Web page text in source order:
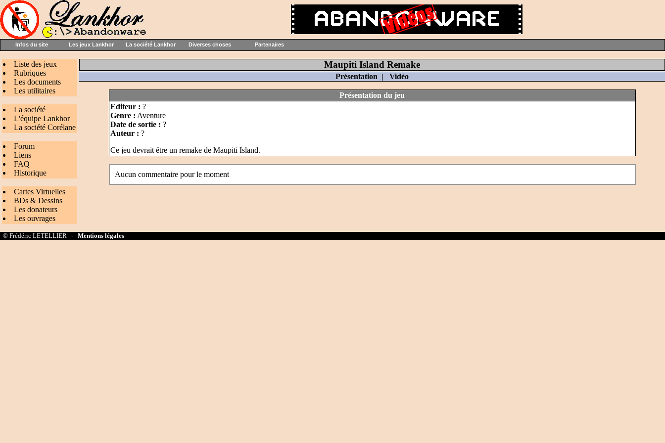
Infos du site Les jeux Lankhor La société Lankhor Diverses choses Partenaires
Liste des jeux
Rubriques
Les documents
Les utilitaires
La société
L'équipe Lankhor
La société Corélane
Forum
Liens
FAQ
Historique
Cartes Virtuelles
BDs & Dessins
Les donateurs
Les ouvrages
Maupiti Island Remake
Présentation | Vidéo
Présentation du jeu
Editeur : ?
Genre : Aventure
Date de sortie : ?
Auteur : ?
Ce jeu devrait être un remake de Maupiti Island.
Aucun commentaire pour le moment
© Frédéric LETELLIER - Mentions légales